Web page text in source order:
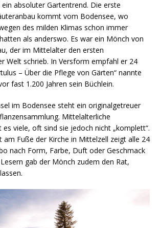
absoluter Gartentrend. Die erste
kommt vom Bodensee, wo
des milden Klimas schon immer
als anderswo. Es war ein Mönch von
der im Mittelalter den ersten
Welt schrieb. In Versform empfahl er 24
– Über die Pflege von Gärten“ nannte
fast 1.200 Jahren sein Büchlein.
im Bodensee steht ein originalgetreuer
Mittelalterliche
viele, oft sind sie jedoch nicht „komplett“.
am Fuße der Kirche in Mittelzell zeigt alle 24
nach Form, Farbe, Duft oder Geschmack
gab der Mönch zudem den Rat,